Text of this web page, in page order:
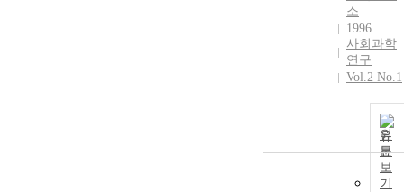
소
1996
사회과학
연구
Vol.2 No.1
원
문
보
기